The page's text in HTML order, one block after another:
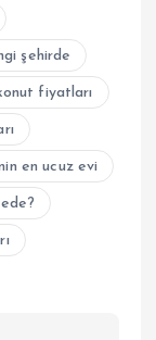
şehirde
fiyatları
en ucuz evi